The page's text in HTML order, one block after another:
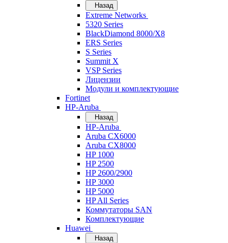
Назад
Extreme Networks
5320 Series
BlackDiamond 8000/X8
ERS Series
S Series
Summit X
VSP Series
Лицензии
Модули и комплектующие
Fortinet
HP-Aruba
Назад
HP-Aruba
Aruba CX6000
Aruba CX8000
HP 1000
HP 2500
HP 2600/2900
HP 3000
HP 5000
HP All Series
Коммутаторы SAN
Комплектующие
Huawei
Назад